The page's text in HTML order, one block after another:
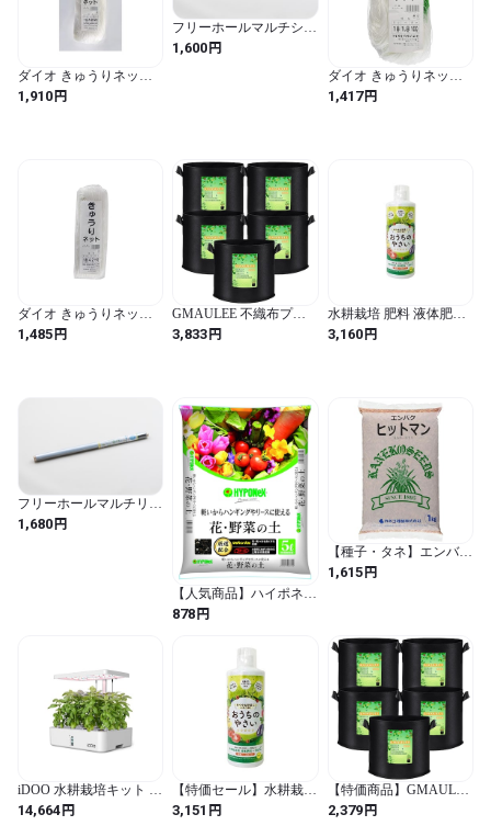
ダイオ きゅうりネット
18cm 4.8mx50m 色：白/
緑
1,910円
フリーホールマルチシル
バー 0.02×950×50m 岩谷
マテリアル
1,600円
ダイオ きゅうりネット
18cm 1.8mx100m 色:白/緑
1,417円
ダイオ きゅうりネット
18cm 4.2mx50m 色:白/緑
1,485円
GMAULEE 不織布プラ
ンター 栽培袋 布鉢 20ガ
ロン5個セット フェルト
3,833円
水耕栽培 肥料 液体肥料
おうちのやさい C 500mL
エコゲリラ 液肥 家庭菜
3,160円
フリーホールマルチリバ
ース 0.02×950×50m 岩谷
マテリアル
1,680円
【人気商品】ハイポネッ
クスジャパン 花 野菜用
培養土 軽くてよく育つ
878円
【種子・タネ】エンバク
ヒットマン 1kg カネコ種
苗 SH
1,615円
iDOO 水耕栽培キット 水
耕栽培 セット 室内 植物
育成LEDライト付き す
14,664円
【特価セール】水耕栽培
肥料 液体肥料 おうちの
やさい C 500mL エコゲ
3,151 円
【特価商品】GMAULEE
不織布プランター 栽培
袋 布鉢 2ガロン5個セッ
2,379円